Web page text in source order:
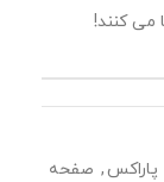
می کنند!
پاراکس , صفحه